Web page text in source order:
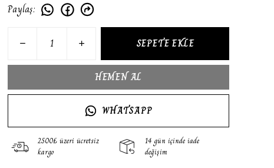
Paylaş:
SEPETE EKLE
HEMEN AL
WHATSAPP
2500₺ üzeri ücretsiz
kargo
14 gün içinde iade
değişim